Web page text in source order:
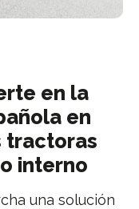
en la
en
tractoras
interno
una solución